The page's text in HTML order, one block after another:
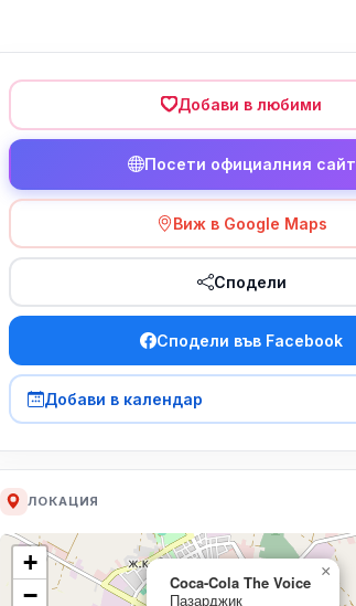
Добави в любими
Посети официалния сайт
Виж в Google Maps
Сподели
Сподели във Facebook
Добави в календар
ЛОКАЦИЯ
Coca-Cola The Voice
Пазарджик
×
+
−